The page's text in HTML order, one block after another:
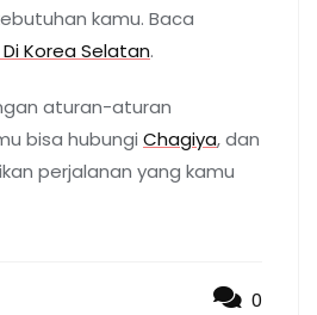
kamu. Baca
Korea Selatan.
aturan-aturan
bisa hubungi Chagiya, dan
perjalanan yang kamu
0